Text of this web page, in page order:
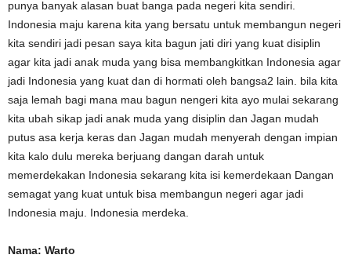
punya banyak alasan buat banga pada negeri kita sendiri.
Indonesia maju karena kita yang bersatu untuk membangun negeri
kita sendiri jadi pesan saya kita bagun jati diri yang kuat disiplin
agar kita jadi anak muda yang bisa membangkitkan Indonesia agar
jadi Indonesia yang kuat dan di hormati oleh bangsa2 lain. bila kita
saja lemah bagi mana mau bagun nengeri kita ayo mulai sekarang
kita ubah sikap jadi anak muda yang disiplin dan Jagan mudah
putus asa kerja keras dan Jagan mudah menyerah dengan impian
kita kalo dulu mereka berjuang dangan darah untuk
memerdekakan Indonesia sekarang kita isi kemerdekaan Dangan
semagat yang kuat untuk bisa membangun negeri agar jadi
Indonesia maju. Indonesia merdeka.
Nama: Warto